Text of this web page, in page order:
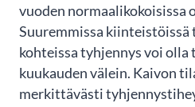
vuoden normaalikokoisissa
Suuremmissa kiinteistöissä
kohteissa tyhjennys voi olla
kuukauden välein. Kaivon
merkittävästi